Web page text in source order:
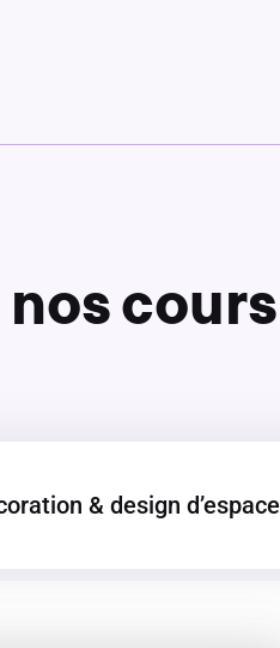
nos cours
& design d’espace